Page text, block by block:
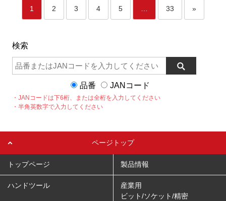
1 2 3 4 5 33 »
検索
品番 JANコード
・JANコードは下6桁、または全桁を入力してください
・半角英数字で入力してください
ページトップ
トップページ 製品情報
ハンドツール
産業用
ビット/ソケット/精密